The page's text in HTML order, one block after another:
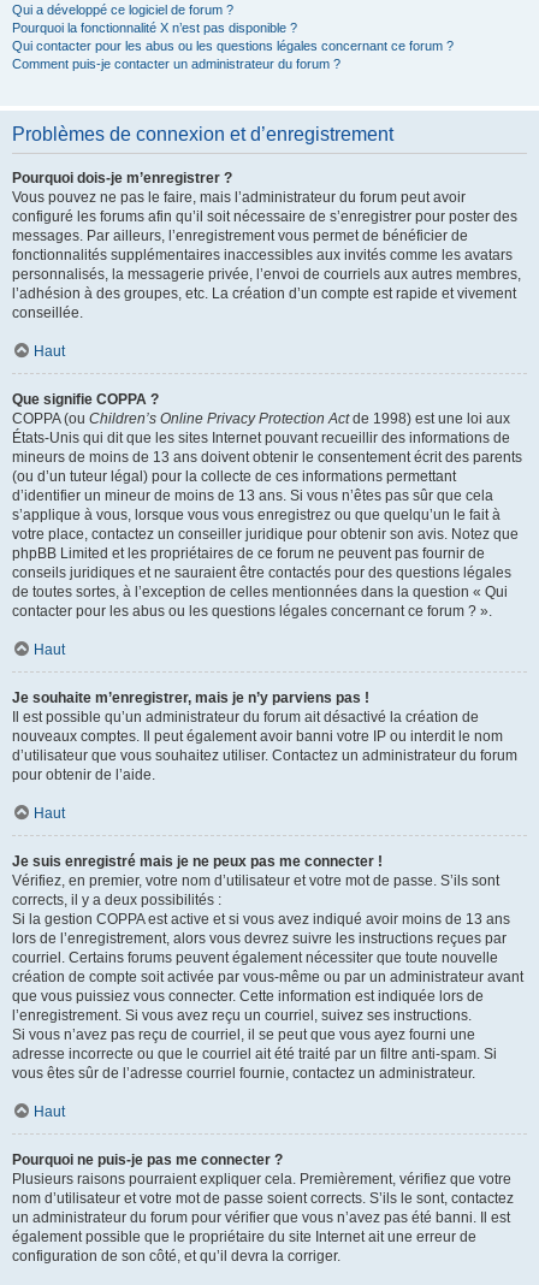
Qui a développé ce logiciel de forum ?
Pourquoi la fonctionnalité X n’est pas disponible ?
Qui contacter pour les abus ou les questions légales concernant ce forum ?
Comment puis-je contacter un administrateur du forum ?
Problèmes de connexion et d’enregistrement
Pourquoi dois-je m’enregistrer ?
Vous pouvez ne pas le faire, mais l’administrateur du forum peut avoir
configuré les forums afin qu’il soit nécessaire de s’enregistrer pour poster des
messages. Par ailleurs, l’enregistrement vous permet de bénéficier de
fonctionnalités supplémentaires inaccessibles aux invités comme les avatars
personnalisés, la messagerie privée, l’envoi de courriels aux autres membres,
l’adhésion à des groupes, etc. La création d’un compte est rapide et vivement
conseillée.
Haut
Que signifie COPPA ?
COPPA (ou Children’s Online Privacy Protection Actde 1998) est une loi aux
États-Unis qui dit que les sites Internet pouvant recueillir des informations de
mineurs de moins de 13 ans doivent obtenir le consentement écrit des parents
(ou d’un tuteur légal) pour la collecte de ces informations permettant
d’identifier un mineur de moins de 13 ans. Si vous n’êtes pas sûr que cela
s’applique à vous, lorsque vous vous enregistrez ou que quelqu’un le fait à
votre place, contactez un conseiller juridique pour obtenir son avis. Notez que
phpBB Limited et les propriétaires de ce forum ne peuvent pas fournir de
conseils juridiques et ne sauraient être contactés pour des questions légales
de toutes sortes, à l’exception de celles mentionnées dans la question « Qui
contacter pour les abus ou les questions légales concernant ce forum ? ».
Haut
Je souhaite m’enregistrer, mais je n’y parviens pas !
Il est possible qu’un administrateur du forum ait désactivé la création de
nouveaux comptes. Il peut également avoir banni votre IP ou interdit le nom
d’utilisateur que vous souhaitez utiliser. Contactez un administrateur du forum
pour obtenir de l’aide.
Haut
Je suis enregistré mais je ne peux pas me connecter !
Vérifiez, en premier, votre nom d’utilisateur et votre mot de passe. S’ils sont
corrects, il y a deux possibilités :
Si la gestion COPPA est active et si vous avez indiqué avoir moins de 13 ans
lors de l’enregistrement, alors vous devrez suivre les instructions reçues par
courriel. Certains forums peuvent également nécessiter que toute nouvelle
création de compte soit activée par vous-même ou par un administrateur avant
que vous puissiez vous connecter. Cette information est indiquée lors de
l’enregistrement. Si vous avez reçu un courriel, suivez ses instructions.
Si vous n’avez pas reçu de courriel, il se peut que vous ayez fourni une
adresse incorrecte ou que le courriel ait été traité par un filtre anti-spam. Si
vous êtes sûr de l’adresse courriel fournie, contactez un administrateur.
Haut
Pourquoi ne puis-je pas me connecter ?
Plusieurs raisons pourraient expliquer cela. Premièrement, vérifiez que votre
nom d’utilisateur et votre mot de passe soient corrects. S’ils le sont, contactez
un administrateur du forum pour vérifier que vous n’avez pas été banni. Il est
également possible que le propriétaire du site Internet ait une erreur de
configuration de son côté, et qu’il devra la corriger.